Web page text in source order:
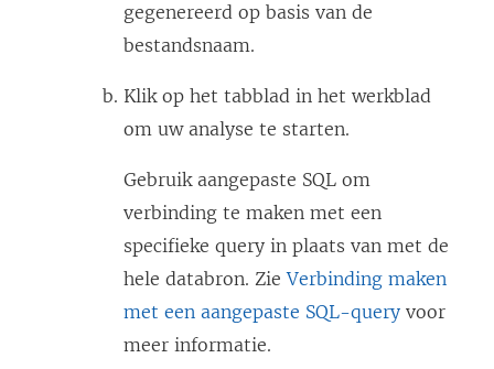
gegenereerd op basis van de
bestandsnaam.
Klik op het tabblad in het werkblad
om uw analyse te starten.
Gebruik aangepaste SQL om
verbinding te maken met een
specifieke query in plaats van met de
hele databron. ZieVerbinding maken
met een aangepaste SQL-query voor
meer informatie.